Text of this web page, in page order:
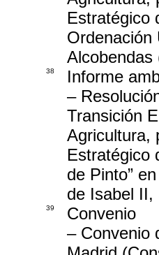
Estratégico
Ordenación
Alcobendas
38
Informe
–
Transición
Agricultura,
Estratégico
de Pinto”
de Isabel II,
39
Convenio
– Convenio